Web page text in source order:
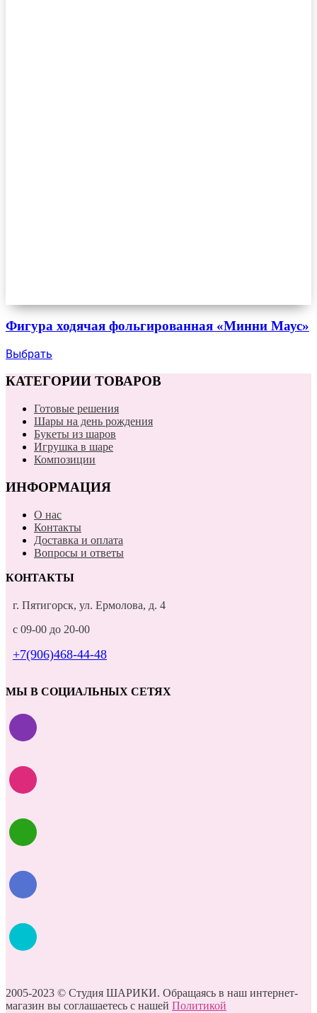
Фигура ходячая фольгированная «Минни Маус»
Выбрать
КАТЕГОРИИ ТОВАРОВ
Готовые решения
Шары на день рождения
Букеты из шаров
Игрушка в шаре
Композиции
ИНФОРМАЦИЯ
О нас
Контакты
Доставка и оплата
Вопросы и ответы
КОНТАКТЫ
г. Пятигорск, ул. Ермолова, д. 4
с 09-00 до 20-00
+7(906)468-44-48
МЫ В СОЦИАЛЬНЫХ СЕТЯХ
2005-2023 © Студия ШАРИКИ. Обращаясь в наш интернет-
магазин вы соглашаетесь с нашей Политикой